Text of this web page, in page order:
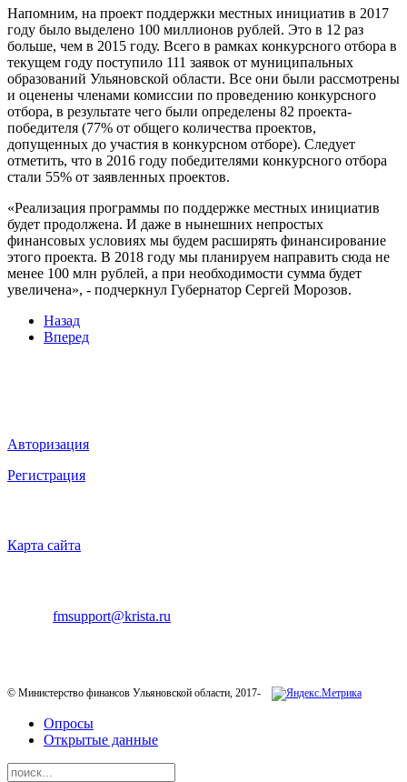
Напомним, на проект поддержки местных инициатив в 2017
году было выделено 100 миллионов рублей. Это в 12 раз
больше, чем в 2015 году. Всего в рамках конкурсного отбора в
текущем году поступило 111 заявок от муниципальных
образований Ульяновской области. Все они были рассмотрены
и оценены членами комиссии по проведению конкурсного
отбора, в результате чего были определены 82 проекта-
победителя (77% от общего количества проектов,
допущенных до участия в конкурсном отборе). Следует
отметить, что в 2016 году победителями конкурсного отбора
стали 55% от заявленных проектов.
«Реализация программы по поддержке местных инициатив
будет продолжена. И даже в нынешних непростых
финансовых условиях мы будем расширять финансирование
этого проекта. В 2018 году мы планируем направить сюда не
менее 100 млн рублей, а при необходимости сумма будет
увеличена», - подчеркнул Губернатор Сергей Морозов.
Назад
Вперед
Авторизация
Регистрация
Карта сайта
fmsupport@krista.ru
© Министерство финансов Ульяновской области, 2017-
Опросы
Открытые данные